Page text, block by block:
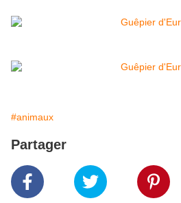
#animaux
Partager